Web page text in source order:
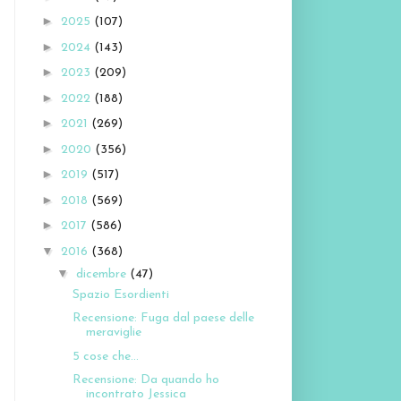
► 2025 (107)
► 2024 (143)
► 2023 (209)
► 2022 (188)
► 2021 (269)
► 2020 (356)
► 2019 (517)
► 2018 (569)
► 2017 (586)
▼ 2016 (368)
▼ dicembre (47)
Spazio Esordienti
Recensione: Fuga dal paese delle
meraviglie
5 cose che...
Recensione: Da quando ho
incontrato Jessica